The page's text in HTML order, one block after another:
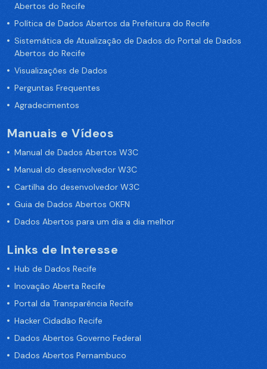
Abertos do Recife
Política de Dados Abertos da Prefeitura do Recife
Sistemática de Atualização de Dados do Portal de Dados
Abertos do Recife
Visualizações de Dados
Perguntas Frequentes
Agradecimentos
Manuais e Vídeos
Manual de Dados Abertos W3C
Manual do desenvolvedor W3C
Cartilha do desenvolvedor W3C
Guia de Dados Abertos OKFN
Dados Abertos para um dia a dia melhor
Links de Interesse
Hub de Dados Recife
Inovação Aberta Recife
Portal da Transparência Recife
Hacker Cidadão Recife
Dados Abertos Governo Federal
Dados Abertos Pernambuco